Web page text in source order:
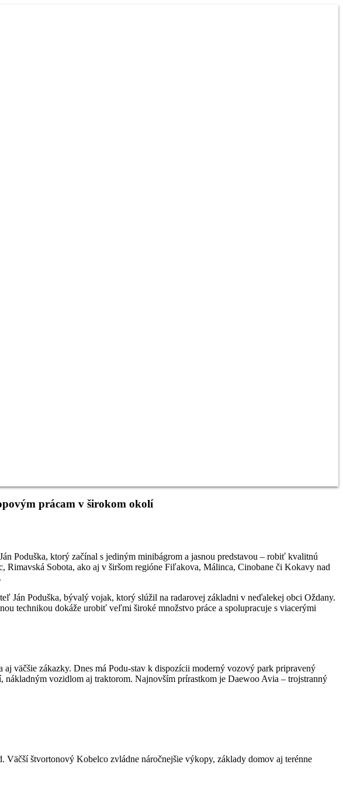
prácam v širokom okolí
Poduška, ktorý začínal s jediným minibágrom a jasnou predstavou – robiť kvalitnú
Rimavská Sobota, ako aj v širšom regióne Fiľakova, Málinca, Cinobane či Kokavy nad
Ján Poduška, bývalý vojak, ktorý slúžil na radarovej základni v neďalekej obci Oždany.
technikou dokáže urobiť veľmi široké množstvo práce a spolupracuje s viacerými
väčšie zákazky. Dnes má Podu-stav k dispozícii moderný vozový park pripravený
vozidlom aj traktorom. Najnovším prírastkom je Daewoo Avia – trojstranný
štvortonový Kobelco zvládne náročnejšie výkopy, základy domov aj terénne